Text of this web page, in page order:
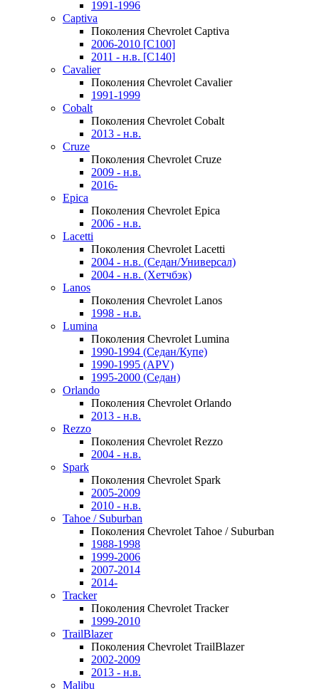
1991-1996
Captiva
Поколения Chevrolet Captiva
2006-2010 [C100]
2011 - н.в. [C140]
Cavalier
Поколения Chevrolet Cavalier
1991-1999
Cobalt
Поколения Chevrolet Cobalt
2013 - н.в.
Cruze
Поколения Chevrolet Cruze
2009 - н.в.
2016-
Epica
Поколения Chevrolet Epica
2006 - н.в.
Lacetti
Поколения Chevrolet Lacetti
2004 - н.в. (Седан/Универсал)
2004 - н.в. (Хетчбэк)
Lanos
Поколения Chevrolet Lanos
1998 - н.в.
Lumina
Поколения Chevrolet Lumina
1990-1994 (Седан/Купе)
1990-1995 (APV)
1995-2000 (Седан)
Orlando
Поколения Chevrolet Orlando
2013 - н.в.
Rezzo
Поколения Chevrolet Rezzo
2004 - н.в.
Spark
Поколения Chevrolet Spark
2005-2009
2010 - н.в.
Tahoe / Suburban
Поколения Chevrolet Tahoe / Suburban
1988-1998
1999-2006
2007-2014
2014-
Tracker
Поколения Chevrolet Tracker
1999-2010
TrailBlazer
Поколения Chevrolet TrailBlazer
2002-2009
2013 - н.в.
Malibu